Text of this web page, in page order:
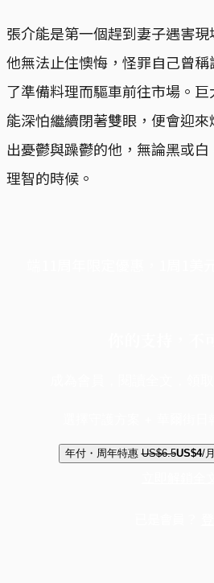
張介能是第一個趕到妻子遇害現
他無法止住懊悔，怪罪自己曾
了準備料理而驅車前往市場。
能深怕繼續閉著雙眼，便會迎
出憂鬱與躁鬱的他，無論黑或
理智的時候。
年付・周年特惠 US$6.5US$4/月